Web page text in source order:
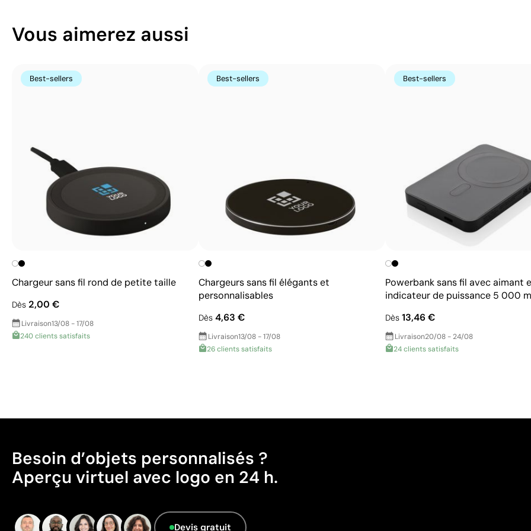
Permet l’impression sur surfaces incurvées et
Vous aimerez aussi
Best-sellers
Chargeur sans fil rond de petite taille
Dès 2,00 €
Livraison13/08 - 17/08
240 clients satisfaits
Best-sellers
Chargeurs sans fil élégants et
personnalisables
Dès4,63 €
Livraison13/08 - 17/08
26 clients satisfaits
Best-sellers
Powerbank sans fil avec aimant
indicateur de puissance 5 000
Dès13,46 €
Livraison20/08 - 24/08
24 clients satisfaits
Besoin d’objets personnalisés ?
Aperçu virtuel avec logo en 24 h.
Devis gratuit